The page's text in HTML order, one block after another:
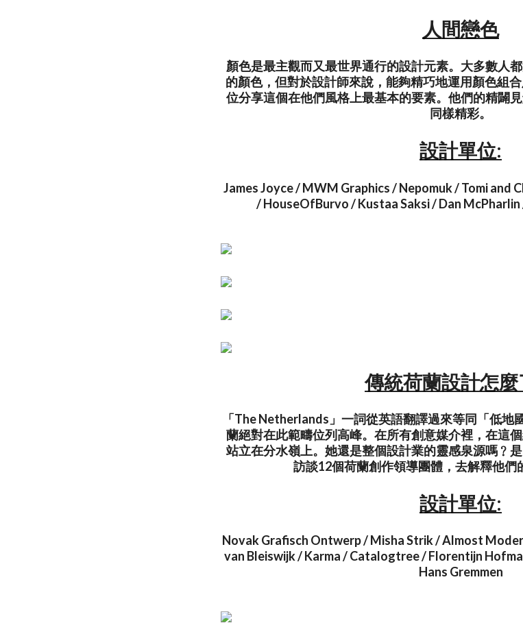
人間戀色
顏色是最主觀而又最世界通行的設計元素。大多數人
的顏色，但對於設計師來說，能夠精巧地運用顏色組
位分享這個在他們風格上最基本的要素。他們的精闢
同樣精彩。
設計單位:
James Joyce / MWM Graphics / Nepomuk / Tomi and
/ HouseOfBurvo / Kustaa Saksi / Dan
傳統荷蘭設計怎麼
「The Netherlands」一詞從英語翻譯過來等同「低地
蘭絕對在此範疇位列高峰。在所有創意媒介裡，在這
站立在分水嶺上。她還是整個設計業的靈感泉源嗎﹖
訪談12個荷蘭創作領導團體，去解釋他們
設計單位:
Novak Grafisch Ontwerp / Misha Strik / Almost
van Bleiswijk / Karma / Catalogtree / Florentijn
Hans Gremmen